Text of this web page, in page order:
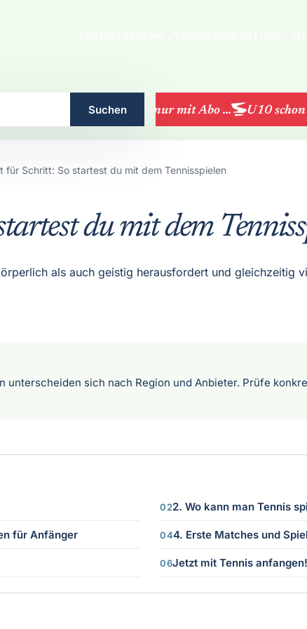
Suchen
LK-Turniere nur mit Abo ... U10 schon
für Schritt: So startest du mit dem Tennisspielen
du mit dem
als auch geistig herausfordert und gleichzeitig
unterscheiden sich nach Region und Anbieter. Prüfe
2. Wo kann man Tennis
für Anfänger 4. Erste Matches und
Jetzt mit Tennis anfangen!